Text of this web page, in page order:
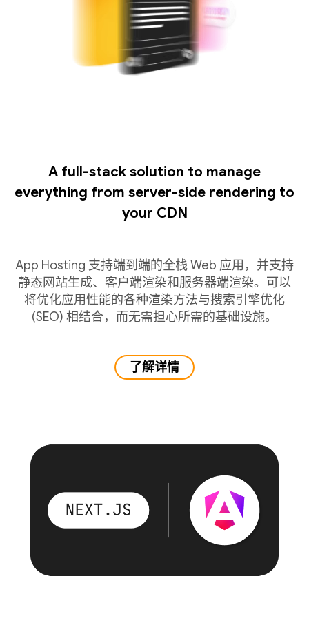
A full-stack solution to manage
everything from server-side rendering to
your CDN
App Hosting 支持端到端的全栈 Web 应用，并支持
静态网站生成、客户端渲染和服务器端渲染。可以
将优化应用性能的各种渲染方法与搜索引擎优化
(SEO) 相结合，而无需担心所需的基础设施。
了解详情